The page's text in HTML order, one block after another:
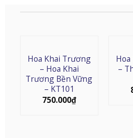
Hoa Khai Trương
– Hoa Khai
Trương Bền Vững
– KT101
750.000₫
–